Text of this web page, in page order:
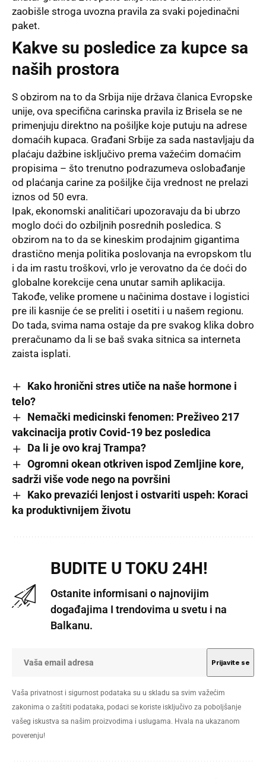
zaobišle stroga uvozna pravila za svaki pojedinačni
paket.
Kakve su posledice za kupce sa
naših prostora
S obzirom na to da Srbija nije država članica Evropske
unije, ova specifična carinska pravila iz Brisela se ne
primenjuju direktno na pošiljke koje putuju na adrese
domaćih kupaca. Građani Srbije za sada nastavljaju da
plaćaju dažbine isključivo prema važećim domaćim
propisima – što trenutno podrazumeva oslobađanje
od plaćanja carine za pošiljke čija vrednost ne prelazi
iznos od 50 evra.
Ipak, ekonomski analitičari upozoravaju da bi ubrzo
moglo doći do ozbiljnih posrednih posledica. S
obzirom na to da se kineskim prodajnim gigantima
drastično menja politika poslovanja na evropskom tlu
i da im rastu troškovi, vrlo je verovatno da će doći do
globalne korekcije cena unutar samih aplikacija.
Takođe, velike promene u načinima dostave i logistici
pre ili kasnije će se preliti i osetiti i u našem regionu.
Do tada, svima nama ostaje da pre svakog klika dobro
preračunamo da li se baš svaka sitnica sa interneta
zaista isplati.
Kako hronični stres utiče na naše hormone i
telo?
Nemački medicinski fenomen: Preživeo 217
vakcinacija protiv Covid-19 bez posledica
Da li je ovo kraj Trampa?
Ogromni okean otkriven ispod Zemljine kore,
sadrži više vode nego na površini
Kako prevazići lenjost i ostvariti uspeh: Koraci
ka produktivnijem životu
BUDITE U TOKU 24H!
Ostanite informisani o najnovijim
događajima I trendovima u svetu i na
Balkanu.
Vaša privatnost i sigurnost podataka su u skladu sa svim važećim
zakonima o zaštiti podataka, podaci se koriste isključivo za poboljšanje
vašeg iskustva sa našim proizvodima i uslugama. Hvala na ukazanom
poverenju!